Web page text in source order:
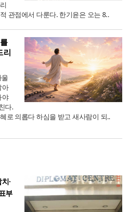
관점에서 다룬다. 한기윤은 오는 8..
리
아
야
다.
로 의롭다 하심을 받고 새사람이 되..
·
부